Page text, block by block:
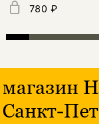
780 ₽
магазин
Санкт-